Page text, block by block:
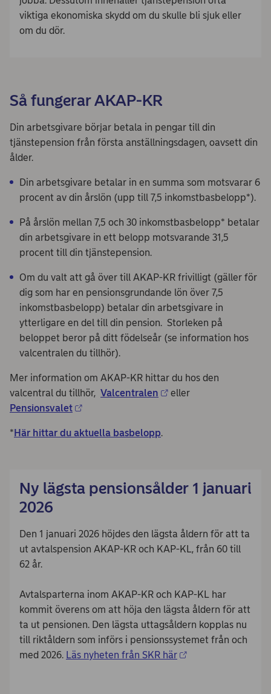
viktiga ekonomiska skydd om du skulle bli sjuk eller
om du dör.
Så fungerar AKAP-KR
Din arbetsgivare börjar betala in pengar till din
tjänstepension från första anställningsdagen, oavsett din
ålder.
Din arbetsgivare betalar in en summa som motsvarar 6
procent av din årslön (upp till 7,5 inkomstbasbelopp*).
På årslön mellan 7,5 och 30 inkomstbasbelopp* betalar
din arbetsgivare in ett belopp motsvarande 31,5
procent till din tjänstepension.
Om du valt att gå över till AKAP-KR frivilligt (gäller för
dig som har en pensionsgrundande lön över 7,5
inkomstbasbelopp) betalar din arbetsgivare in
ytterligare en del till din pension. Storleken på
beloppet beror på ditt födelseår (se information hos
valcentralen du tillhör).
Mer information om AKAP-KR hittar du hos den
valcentral du tillhör, Valcentralen
eller
Pensionsvalet
*Här hittar du aktuella basbelopp.
Ny lägsta pensionsålder 1 januari
2026
Den 1 januari 2026 höjdes den lägsta åldern för att ta
ut avtalspension AKAP-KR och KAP-KL, från 60 till
62 år.
Avtalsparterna inom AKAP-KR och KAP-KL har
kommit överens om att höja den lägsta åldern för att
ta ut pensionen. Den lägsta uttagsåldern kopplas nu
till riktåldern som införs i pensionssystemet från och
med 2026. Läs nyheten från SKR här